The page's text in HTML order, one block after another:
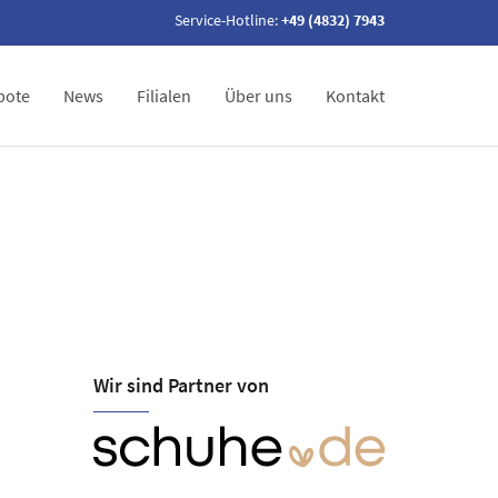
Service-Hotline:+49 (4832) 7943
News Filialen Über uns Kontakt
Öffnungszeiten
Mo-Sa 09:30-18:30
Schuhhaus
Koogstraße 45
Wir sind Partner von